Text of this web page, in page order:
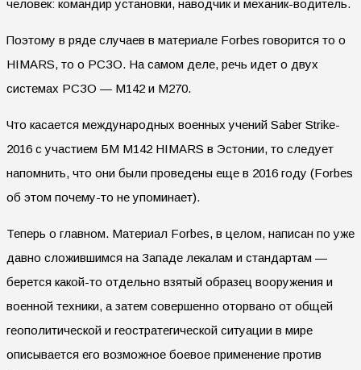
человек: командир установки, наводчик и механик-водитель.
Поэтому в ряде случаев в материале Forbes говорится то о
HIMARS, то о РСЗО. На самом деле, речь идет о двух
системах РСЗО — М142 и М270.
Что касается международных военных учений Saber Strike-
2016 с участием БМ M142 HIMARS в Эстонии, то следует
напомнить, что они были проведены еще в 2016 году (Forbes
об этом почему-то не упоминает).
Теперь о главном. Материал Forbes, в целом, написан по уже
давно сложившимся на Западе лекалам и стандартам —
берется какой-то отдельно взятый образец вооружения и
военной техники, а затем совершенно оторвано от общей
геополитической и геостратегической ситуации в мире
описывается его возможное боевое применение против